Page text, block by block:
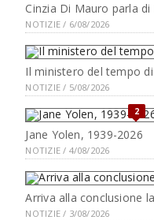
Cinzia Di Mauro parla di
NOTIZIE / 6/08/2026
Il ministero del tempo
NOTIZIE / 5/08/2026
2
Jane Yolen, 1939-2026
NOTIZIE / 4/08/2026
Arriva alla conclusione
NOTIZIE / 3/08/2026